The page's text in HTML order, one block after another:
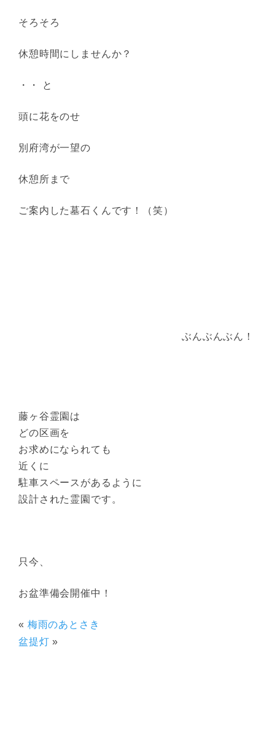
そろそろ
休憩時間にしませんか？
・・ と
頭に花をのせ
別府湾が一望の
休憩所まで
ご案内した墓石くんです！（笑）
ぶんぶんぶん！
藤ヶ谷霊園は
どの区画を
お求めになられても
近くに
駐車スペースがあるように
設計された霊園です。
只今、
お盆準備会開催中！
« 梅雨のあとさき
盆提灯 »